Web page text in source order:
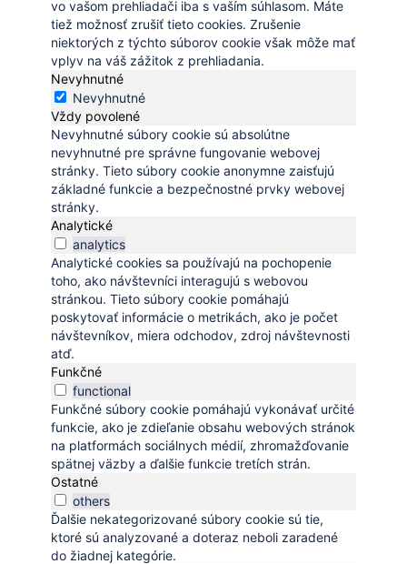
vo vašom prehliadači iba s vaším súhlasom. Máte
tiež možnosť zrušiť tieto cookies. Zrušenie
niektorých z týchto súborov cookie však môže mať
vplyv na váš zážitok z prehliadania.
Nevyhnutné
Nevyhnutné
Vždy povolené
Nevyhnutné súbory cookie sú absolútne
nevyhnutné pre správne fungovanie webovej
stránky. Tieto súbory cookie anonymne zaisťujú
základné funkcie a bezpečnostné prvky webovej
stránky.
Analytické
analytics
Analytické cookies sa používajú na pochopenie
toho, ako návštevníci interagujú s webovou
stránkou. Tieto súbory cookie pomáhajú
poskytovať informácie o metrikách, ako je počet
návštevníkov, miera odchodov, zdroj návštevnosti
atď.
Funkčné
functional
Funkčné súbory cookie pomáhajú vykonávať určité
funkcie, ako je zdieľanie obsahu webových stránok
na platformách sociálnych médií, zhromažďovanie
spätnej väzby a ďalšie funkcie tretích strán.
Ostatné
others
Ďalšie nekategorizované súbory cookie sú tie,
ktoré sú analyzované a doteraz neboli zaradené
do žiadnej kategórie.